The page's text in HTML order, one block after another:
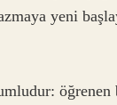
yeni